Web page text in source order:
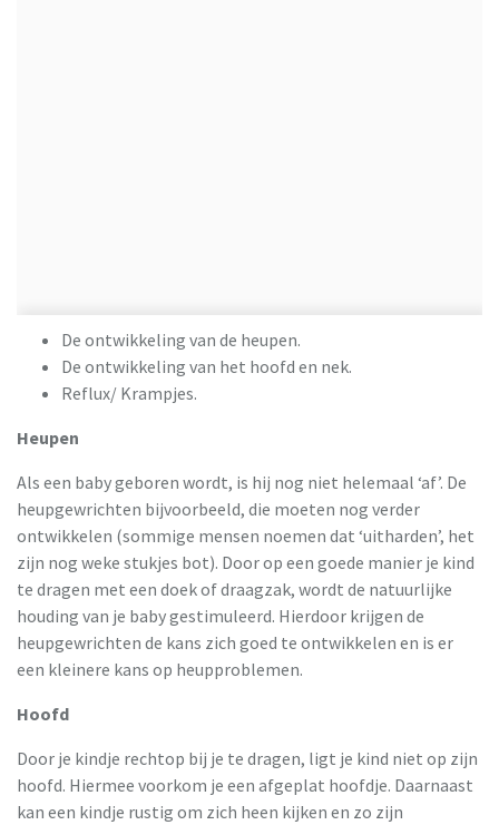
De ontwikkeling van de heupen.
De ontwikkeling van het hoofd en nek.
Reflux/ Krampjes.
Heupen
Als een baby geboren wordt, is hij nog niet helemaal ‘af’. De
heupgewrichten bijvoorbeeld, die moeten nog verder
ontwikkelen (sommige mensen noemen dat ‘uitharden’, het
zijn nog weke stukjes bot). Door op een goede manier je kind
te dragen met een doek of draagzak, wordt de natuurlijke
houding van je baby gestimuleerd. Hierdoor krijgen de
heupgewrichten de kans zich goed te ontwikkelen en is er
een kleinere kans op heupproblemen.
Hoofd
Door je kindje rechtop bij je te dragen, ligt je kind niet op zijn
hoofd. Hiermee voorkom je een afgeplat hoofdje. Daarnaast
kan een kindje rustig om zich heen kijken en zo zijn